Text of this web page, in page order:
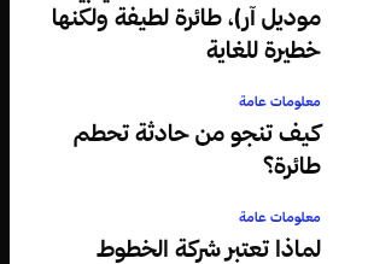
موديل آر)، طائرة لطيفة ولكنها
خطيرة للغاية
معلومات عامة
كيف تنجو من حادثة تحطم
طائرة؟
معلومات عامة
لماذا تعتبر شركة الخطوط